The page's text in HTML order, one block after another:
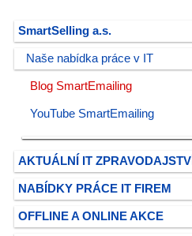
SmartSelling a.s.
Naše nabídka práce v IT
Blog SmartEmailing
YouTube SmartEmailing
AKTUÁLNÍ IT ZPRAVODAJSTVÍ
NABÍDKY PRÁCE IT FIREM
OFFLINE A ONLINE AKCE